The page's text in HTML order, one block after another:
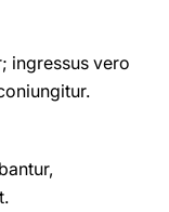
ingressus vero